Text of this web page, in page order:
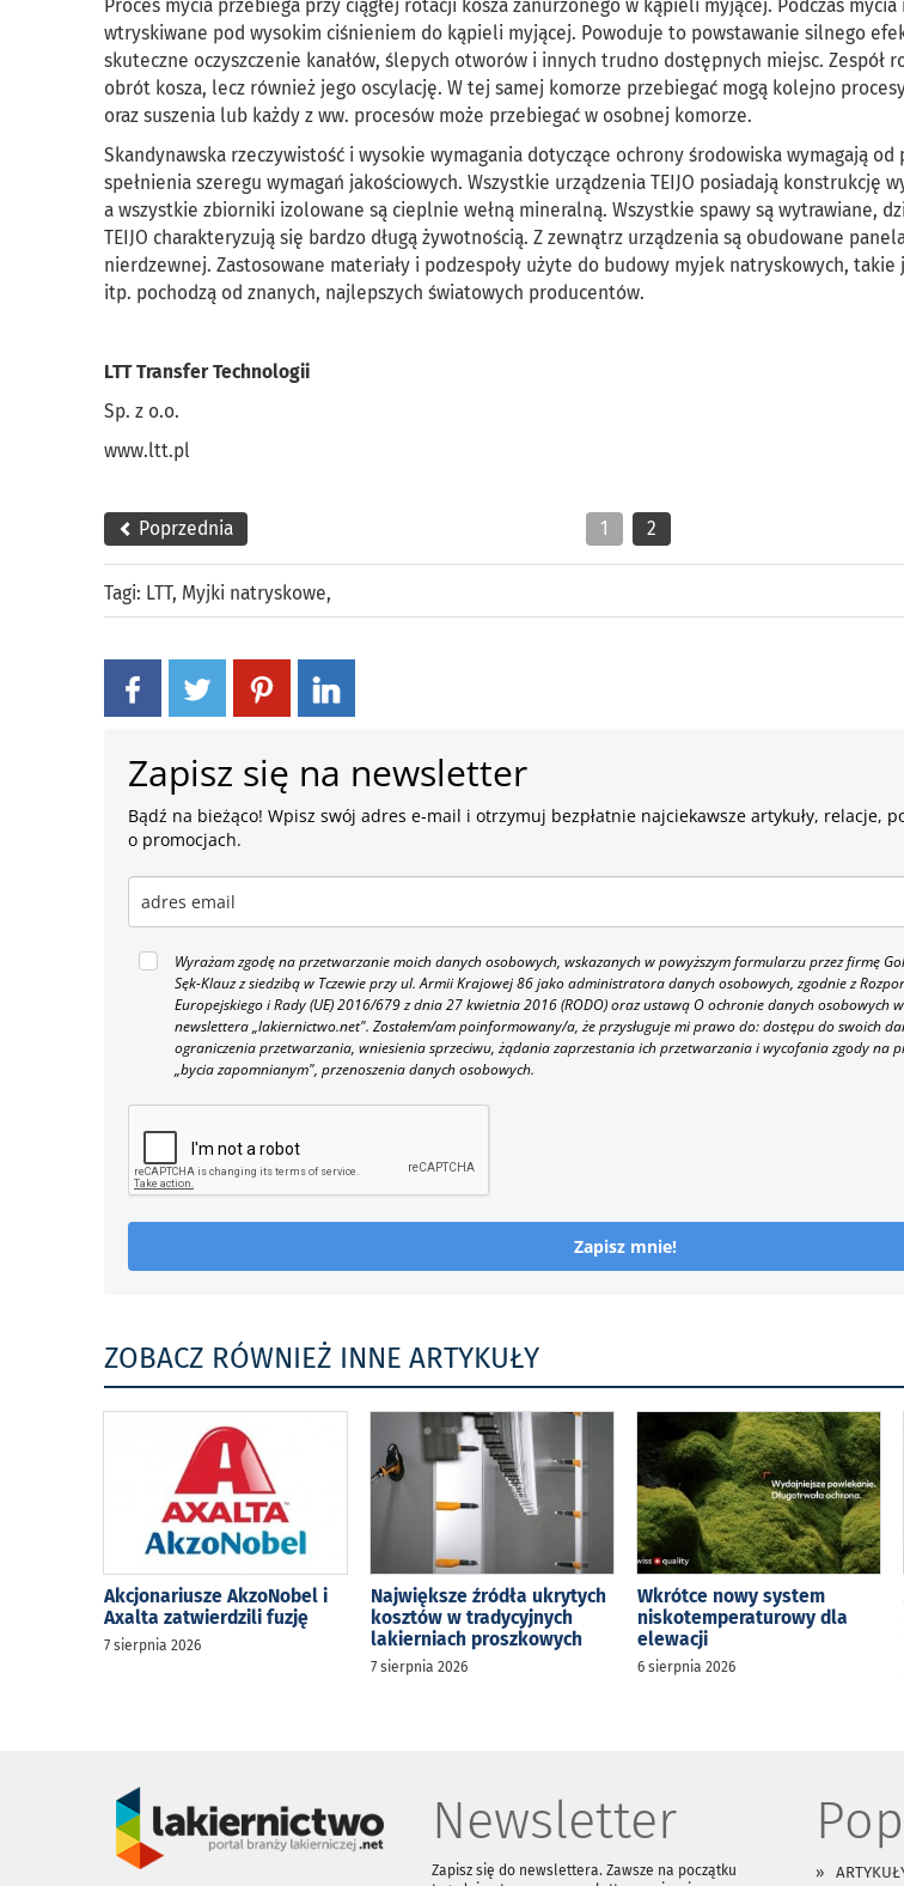
Proces mycia przebiega przy ciągłej rotacji kosza zanurzonego w kąpieli myjącej. Podczas
wtryskiwane pod wysokim ciśnieniem do kąpieli myjącej. Powoduje to powstawanie silnego
skuteczne oczyszczenie kanałów, ślepych otworów i innych trudno dostępnych miejsc. Zespół
obrót kosza, lecz również jego oscylację. W tej samej komorze przebiegać mogą kolejno
oraz suszenia lub każdy z ww. procesów może przebiegać w osobnej komorze.
Skandynawska rzeczywistość i wysokie wymagania dotyczące ochrony środowiska wymagają
spełnienia szeregu wymagań jakościowych. Wszystkie urządzenia TEIJO posiadają konstrukcję
a wszystkie zbiorniki izolowane są cieplnie wełną mineralną. Wszystkie spawy są wytrawiane,
TEIJO charakteryzują się bardzo długą żywotnością. Z zewnątrz urządzenia są obudowane
nierdzewnej. Zastosowane materiały i podzespoły użyte do budowy myjek natryskowych,
itp. pochodzą od znanych, najlepszych światowych producentów.
LTT Transfer Technologii
Sp. z o.o.
www.ltt.pl
Poprzednia 1 2
Tagi: LTT, Myjki natryskowe,
Zapisz się na newsletter
Bądź na bieżąco! Wpisz swój adres e-mail i otrzymuj bezpłatnie najciekawsze artykuły, relacje,
o promocjach.
Wyrażam zgodę na przetwarzanie moich danych osobowych, wskazanych w powyższym formularzu przez firmę
Sęk-Klauz z siedzibą w Tczewie przy ul. Armii Krajowej 86 jako administratora danych osobowych, zgodnie z
Europejskiego i Rady (UE) 2016/679 z dnia 27 kwietnia 2016 (RODO) oraz ustawą O ochronie danych osobowych
newslettera „lakiernictwo.net". Zostałem/am poinformowany/a, że przysługuje mi prawo do: dostępu do swoich
ograniczenia przetwarzania, wniesienia sprzeciwu, żądania zaprzestania ich przetwarzania i wycofania zgody na
„bycia zapomnianym", przenoszenia danych osobowych.
Zapisz mnie!
ZOBACZ RÓWNIEŻ INNE ARTYKUŁY
Akcjonariusze AkzoNobel i
Axalta zatwierdzili fuzję
7 sierpnia 2026
Największe źródła ukrytych
kosztów w tradycyjnych
lakierniach proszkowych
7 sierpnia 2026
Wkrótce nowy system
niskotemperaturowy dla
elewacji
6 sierpnia 2026
Newsletter
Zapisz się do newslettera. Zawsze na początku